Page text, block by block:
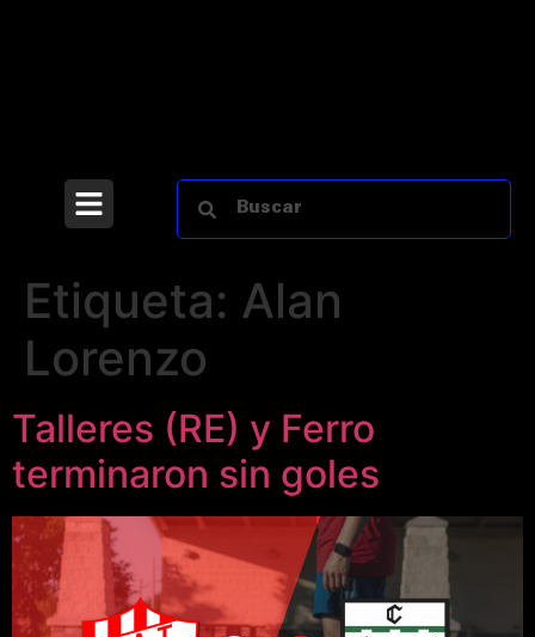
Etiqueta: Alan
Lorenzo
Talleres (RE) y Ferro
terminaron sin goles